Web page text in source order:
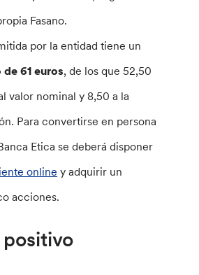
Fasano.
por la entidad tiene un
61 euros, de los que 52,50
valor nominal y 8,50 a la
Para convertirse en persona
Etica se deberá disponer
online y adquirir un
acciones.